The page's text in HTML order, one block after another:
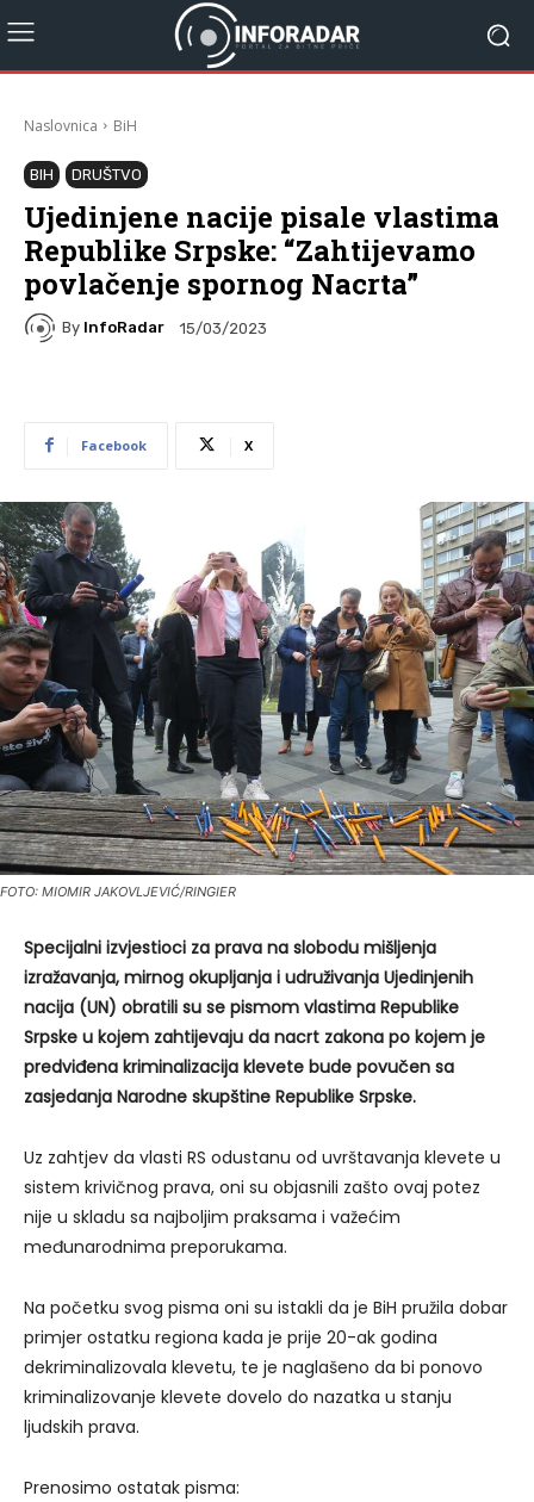
Naslovnica BiH
BIH DRUŠTVO
Ujedinjene nacije pisale vlastima
Republike Srpske: “Zahtijevamo
povlačenje spornog Nacrta”
By InfoRadar 15/03/2023
Facebook X
FOTO: MIOMIR JAKOVLJEVIĆ/RINGIER
Specijalni izvjestioci za prava na slobodu mišljenja
izražavanja, mirnog okupljanja i udruživanja Ujedinjenih
nacija (UN) obratili su se pismom vlastima Republike
Srpske u kojem zahtijevaju da nacrt zakona po kojem je
predviđena kriminalizacija klevete bude povučen sa
zasjedanja Narodne skupštine Republike Srpske.
Uz zahtjev da vlasti RS odustanu od uvrštavanja klevete u
sistem krivičnog prava, oni su objasnili zašto ovaj potez
nije u skladu sa najboljim praksama i važećim
međunarodnima preporukama.
Na početku svog pisma oni su istakli da je BiH pružila dobar
primjer ostatku regiona kada je prije 20-ak godina
dekriminalizovala klevetu, te je naglašeno da bi ponovo
kriminalizovanje klevete dovelo do nazatka u stanju
ljudskih prava.
Prenosimo ostatak pisma: